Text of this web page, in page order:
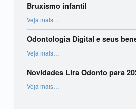
Bruxismo infantil
Veja mais…
Odontologia Digital e seus
Veja mais…
Novidades Lira Odonto para
Veja mais…